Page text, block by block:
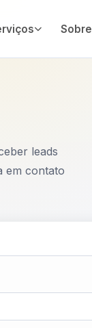
Sobre
leads
em contato